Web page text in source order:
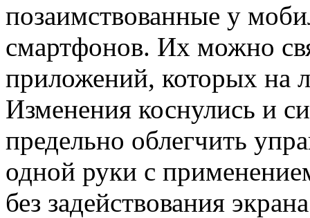
позаимствованные у
смартфонов. Их можно
приложений, которых на
Изменения коснулись и
предельно облегчить
одной руки с
без задействования